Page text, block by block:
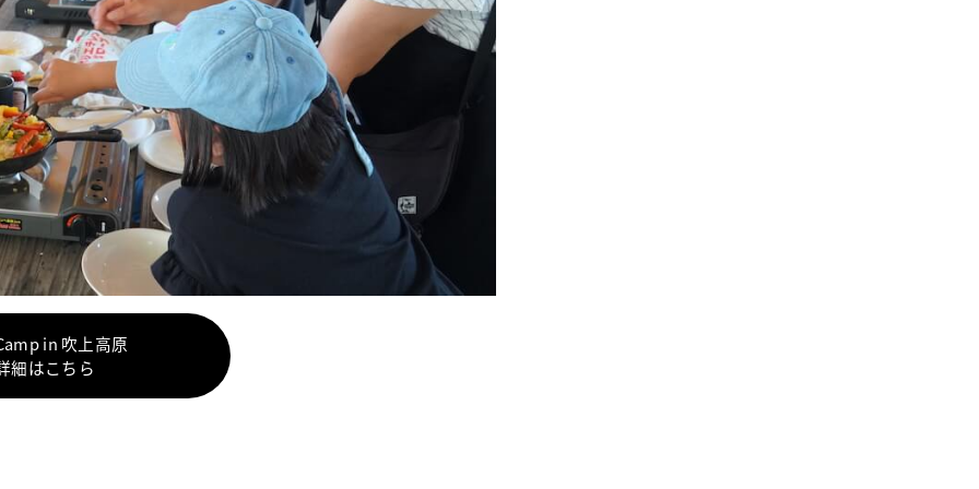
in 吹上高原
細はこちら